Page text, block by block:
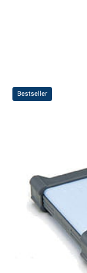
Bestseller